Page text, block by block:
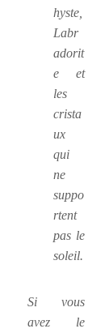
hyste,
Labr
adorit
e et
les
crista
ux
qui
ne
suppo
rtent
pas le
soleil.
Si vous
avez le